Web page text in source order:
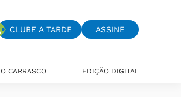
CLUBE A TARDE ASSINE
O CARRASCO EDIÇÃO DIGITAL